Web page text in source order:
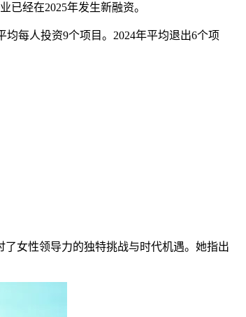
经在2025年发生新融资。
每人投资9个项目。2024年平均退出6个项
了女性领导力的独特挑战与时代机遇。她指出